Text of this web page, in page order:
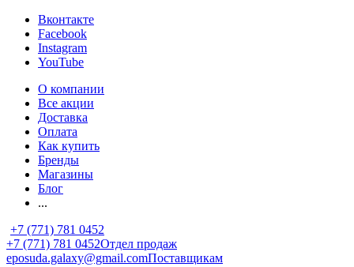
Вконтакте
Facebook
Instagram
YouTube
О компании
Все акции
Доставка
Оплата
Как купить
Бренды
Магазины
Блог
...
+7 (771) 781 0452
+7 (771) 781 0452Отдел продаж
eposuda.galaxy@gmail.comПоставщикам